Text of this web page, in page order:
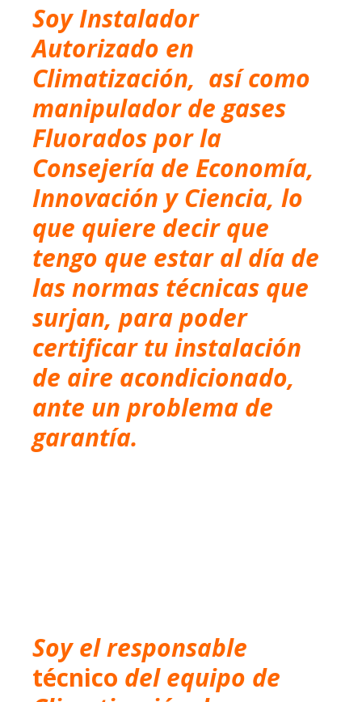
SoyInstalador
Autorizado en
Climatización, así como
manipulador de gases
Fluorados por la
Consejería de Economía,
Innovación y Ciencia, lo
que quiere decir que
tengo que estar al día de
las normas técnicas que
surjan, para poder
certificar tu instalación
de aire acondicionado,
ante un problema de
garantía.
Soy el responsable
técnico del equipo de